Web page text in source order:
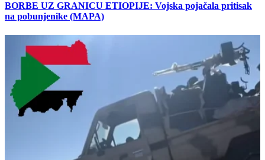
BORBE UZ GRANICU ETIOPIJE: Vojska pojačala pritisak
na pobunjenike (MAPA)